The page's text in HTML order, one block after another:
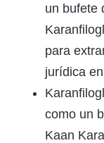
un bufete
para
jurídica
como un
Kaan